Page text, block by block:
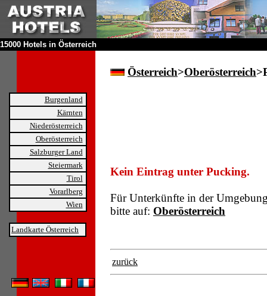
15000 Hotels in Österreich
Burgenland
Kärnten
Niederösterreich
Oberösterreich
Salzburger Land
Steiermark
Tirol
Vorarlberg
Wien
Landkarte Österreich
Österreich>Oberösterreich
Kein Eintrag unter Pucking.
Für Unterkünfte in der
bitte auf: Oberösterreich
zurück